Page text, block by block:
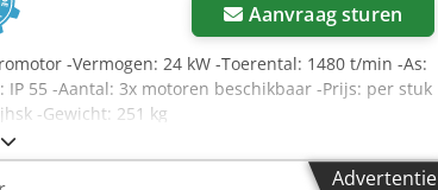
Aanvraag sturen
-Vermogen: 24 kW -Toerental: 1480 t/min -As:
55 -Aantal: 3x motoren beschikbaar -Prijs: per stuk
-Gewicht: 251 kg
Advertentie